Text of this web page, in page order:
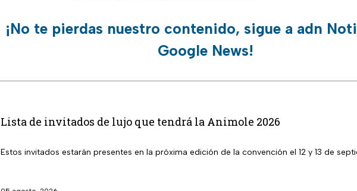
¡No te pierdas nuestro contenido, sigue a adn
Google News!
Lista de invitados de lujo que tendrá la Animole 2026
Estos invitados estarán presentes en la próxima edición de la convención el 12 y 13 de